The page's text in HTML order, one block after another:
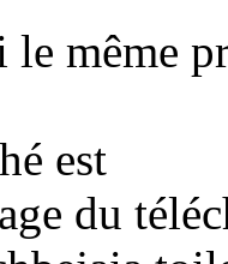
le même
est